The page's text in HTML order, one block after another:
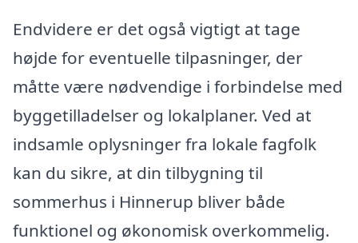
Endvidere er det også vigtigt at tage
højde for eventuelle tilpasninger, der
måtte være nødvendige i forbindelse med
byggetilladelser og lokalplaner. Ved at
indsamle oplysninger fra lokale fagfolk
kan du sikre, at din tilbygning til
sommerhus i Hinnerup bliver både
funktionel og økonomisk overkommelig.